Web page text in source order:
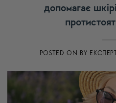
допомагає
POSTED ON BY